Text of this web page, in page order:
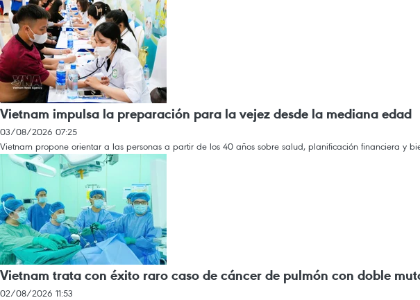
Vietnam impulsa la preparación para la vejez desde la mediana edad
03/08/2026 07:25
Vietnam propone orientar a las personas a partir de los 40 años sobre salud, planificación financiera y
Vietnam trata con éxito raro caso de cáncer de pulmón con doble
02/08/2026 11:53